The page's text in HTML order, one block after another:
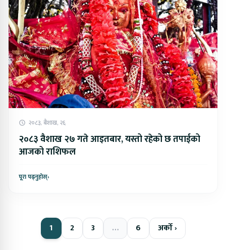
२०८३, बैशाख, २६
२०८३ वैशाख २७ गते आइतबार, यस्तो रहेको छ तपाईको
आजको राशिफल
पूरा पढ्नुहोस्›
1 2 3 … 6 अर्को ›